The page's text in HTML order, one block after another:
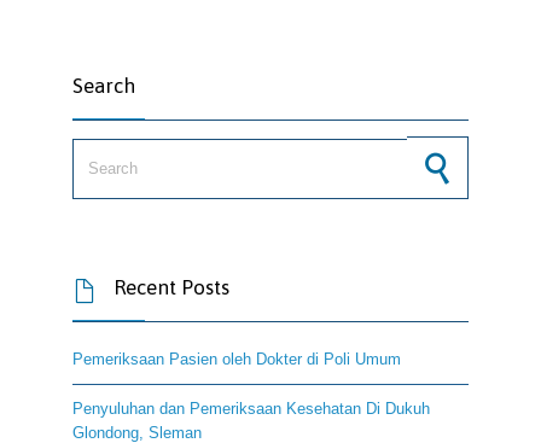
Search
 Recent Posts
Pemeriksaan Pasien oleh Dokter di Poli Umum
Penyuluhan dan Pemeriksaan Kesehatan Di Dukuh
Glondong, Sleman